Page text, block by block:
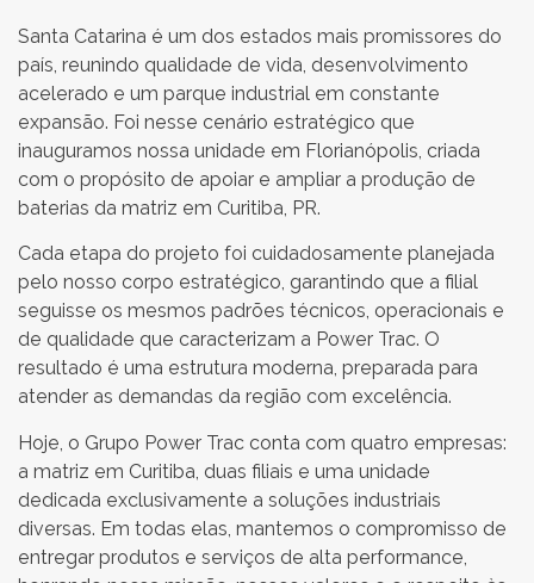
Santa Catarina é um dos estados mais promissores do
país, reunindo qualidade de vida, desenvolvimento
acelerado e um parque industrial em constante
expansão. Foi nesse cenário estratégico que
inauguramos nossa unidade em Florianópolis, criada
com o propósito de apoiar e ampliar a produção de
baterias da matriz em Curitiba, PR.
Cada etapa do projeto foi cuidadosamente planejada
pelo nosso corpo estratégico, garantindo que a filial
seguisse os mesmos padrões técnicos, operacionais e
de qualidade que caracterizam a Power Trac. O
resultado é uma estrutura moderna, preparada para
atender as demandas da região com excelência.
Hoje, o Grupo Power Trac conta com quatro empresas:
a matriz em Curitiba, duas filiais e uma unidade
dedicada exclusivamente a soluções industriais
diversas. Em todas elas, mantemos o compromisso de
entregar produtos e serviços de alta performance,